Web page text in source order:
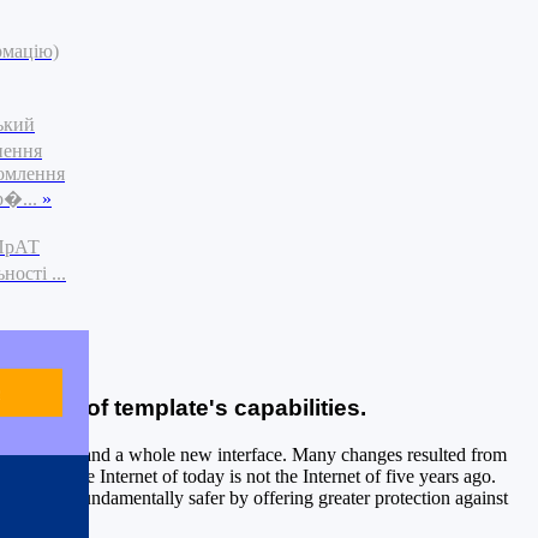
»
...
of all of template's capabilities.
and a whole new interface. Many changes resulted from
The Internet of today is not the Internet of five years ago.
web fundamentally safer by offering greater protection against